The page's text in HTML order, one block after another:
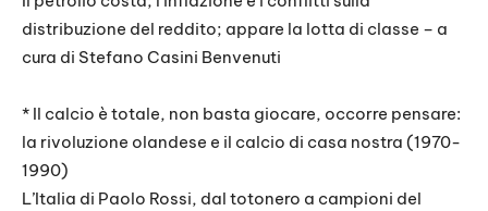
distribuzione del reddito; appare la lotta di classe – a
cura di Stefano Casini Benvenuti
* Il calcio è totale, non basta giocare, occorre pensare:
la rivoluzione olandese e il calcio di casa nostra (1970-
1990)
L’Italia di Paolo Rossi, dal totonero a campioni del